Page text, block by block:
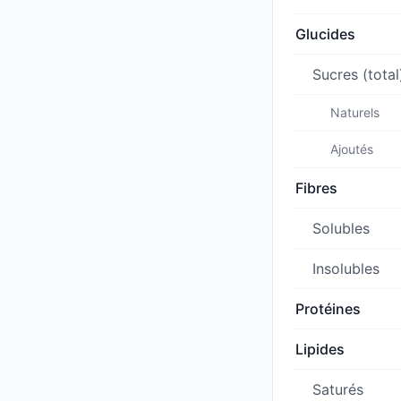
Glucides
Sucres
Naturels
Ajoutés
Fibres
Solubles
Insolubles
Protéines
Lipides
Saturés